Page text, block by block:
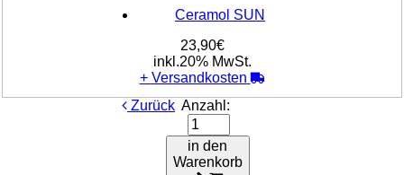
Ceramol SUN
23,90€
inkl.20% MwSt.
+ Versandkosten
Zurück Anzahl:
in den
Warenkorb